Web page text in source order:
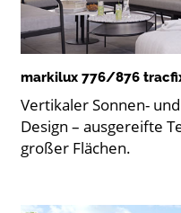
markilux 776/876
Vertikaler Sonnen-
Design – ausgereifte
großer Flächen.